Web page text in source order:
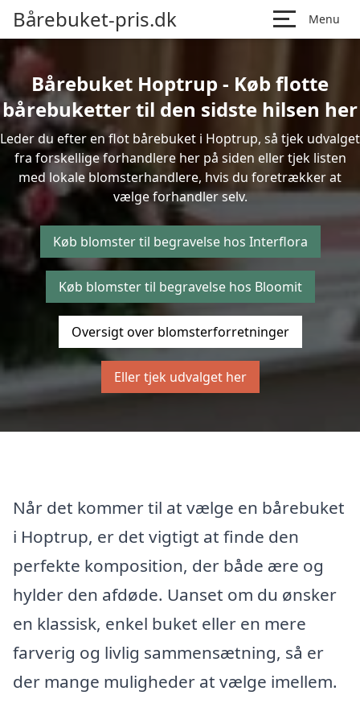
Bårebuket-pris.dk Menu
Bårebuket Hoptrup - Køb flotte
bårebuketter til den sidste hilsen her
Leder du efter en flot bårebuket i Hoptrup, så tjek udvalget
fra forskellige forhandlere her på siden eller tjek listen
med lokale blomsterhandlere, hvis du foretrækker at
vælge forhandler selv.
Køb blomster til begravelse hos Interflora
Køb blomster til begravelse hos Bloomit
Oversigt over blomsterforretninger
Eller tjek udvalget her
Når det kommer til at vælge en bårebuket
i Hoptrup, er det vigtigt at finde den
perfekte komposition, der både ære og
hylder den afdøde. Uanset om du ønsker
en klassisk, enkel buket eller en mere
farverig og livlig sammensætning, så er
der mange muligheder at vælge imellem.